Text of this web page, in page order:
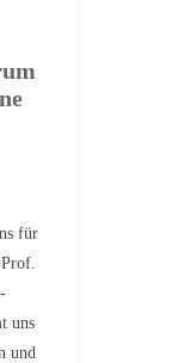
für
uns
und